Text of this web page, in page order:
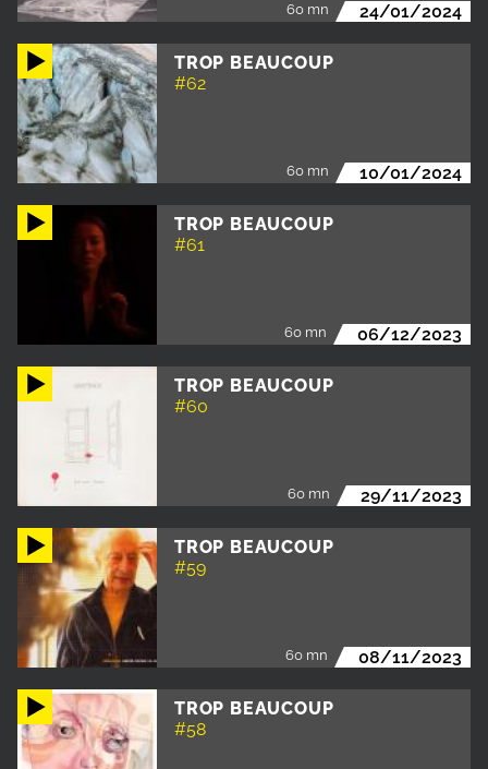
60 mn 24/01/2024
TROP BEAUCOUP
#62
60 mn 10/01/2024
TROP BEAUCOUP
#61
60 mn 06/12/2023
TROP BEAUCOUP
#60
60 mn 29/11/2023
TROP BEAUCOUP
#59
60 mn 08/11/2023
TROP BEAUCOUP
#58